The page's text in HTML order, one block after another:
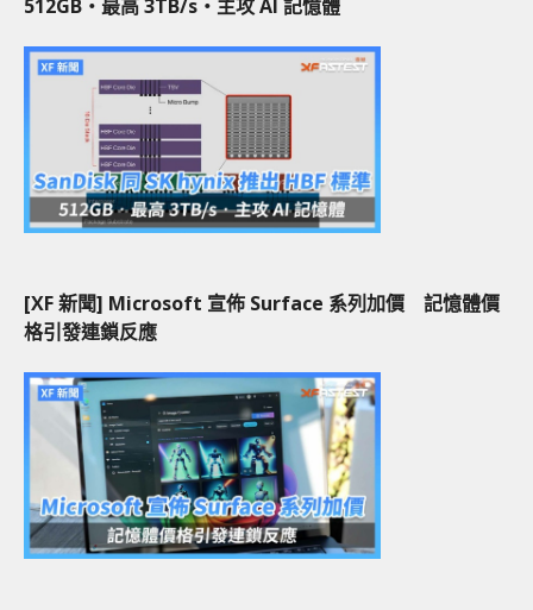
512GB‧最高 3TB/s‧主攻 AI 記憶體
[XF 新聞] Microsoft 宣佈 Surface 系列加價 記憶體價
格引發連鎖反應